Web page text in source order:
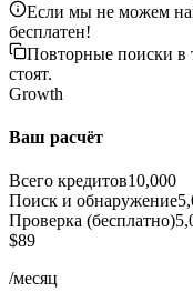
Если мы не можем
бесплатен!
Повторные поиски в
стоят.
Growth
Ваш расчёт
Всего кредитов10,000
Поиск и обнаружение
Проверка (бесплатно)
$89
/месяц